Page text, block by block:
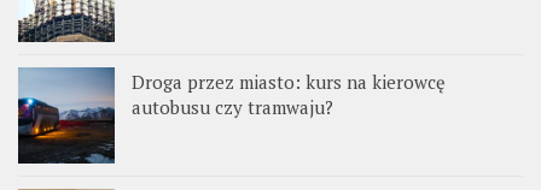
Droga przez miasto: kurs na kierowcę
autobusu czy tramwaju?